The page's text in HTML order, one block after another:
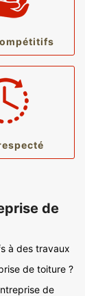
de
à des travaux
de toiture ?
de